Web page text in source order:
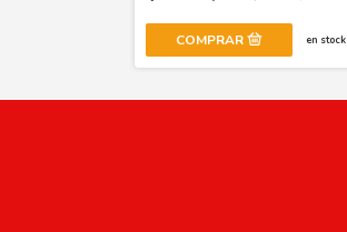
en stock